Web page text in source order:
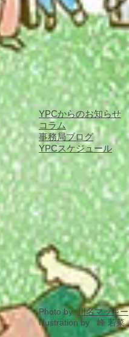
YPCからのお知らせ
コラム
事務局ブログ
YPCスケジュール
Photo by川名マッキー
Illustration by 峰 若菜